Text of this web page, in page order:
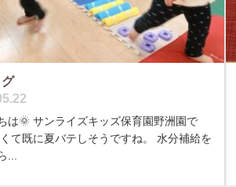
は🌞 サンライズキッズ保育園野洲園で
て既に夏バテしそうですね。 水分補給を
...